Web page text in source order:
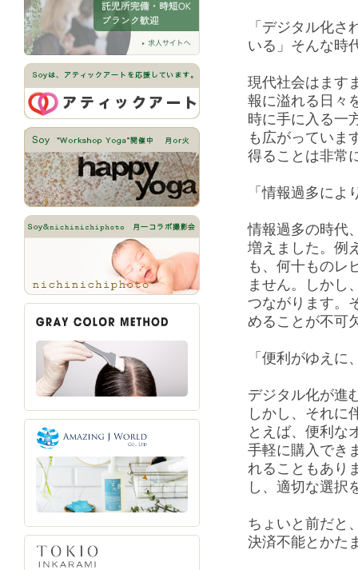
「デジタル化
いる」そんな時
現代社会はます
報に溢れる日々
時に手に入る一
も広がっていま
得ることは非常
「情報過多に
情報過多の時代
増えました。例
も、何十ものレ
ません。しかし
つながります。
めることが不可
「便利がゆえ
デジタル化が進
しかし、それに
とえば、便利な
手軽に購入でき
れることもあり
し、適切な選択
ちょいと前だと
決済不能とかた